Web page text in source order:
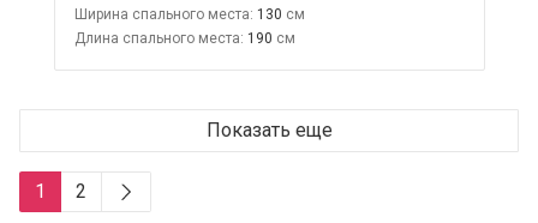
Ширина спального места: 130
Длина спального места: 190
Показать еще
1 2